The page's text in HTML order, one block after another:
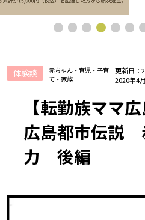
体験談
赤ちゃん・育児・子育
て・家族
更新日：
2020年4
【転勤族ママ
広島都市伝説
力 後編